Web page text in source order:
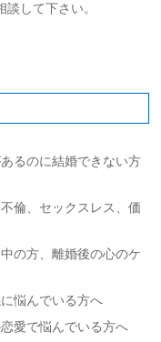
して下さい。
るのに結婚できない方
倫、セックスレス、価
の方、離婚後の心のケ
悩んでいる方へ
愛で悩んでいる方へ